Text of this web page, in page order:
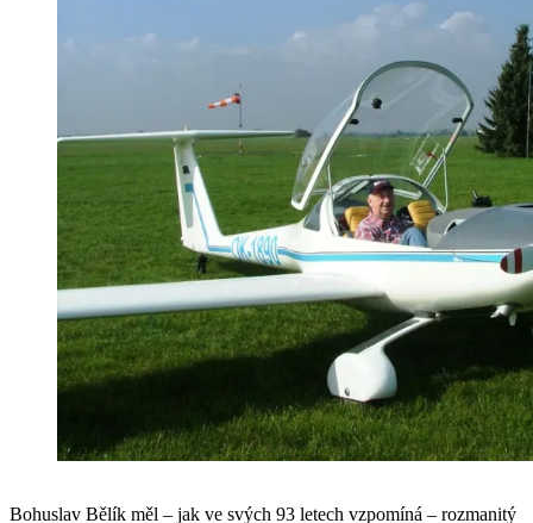
Bohuslav Bělík měl – jak ve svých 93 letech vzpomíná – rozmanitý